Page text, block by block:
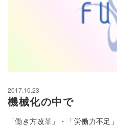
2017.10.23
機械化の中で
「働き方改革」・「労働力不足